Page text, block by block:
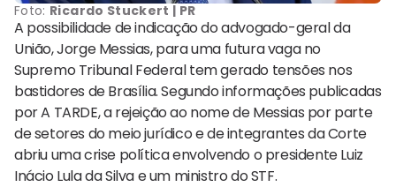
Foto: Ricardo Stuckert | PR
A possibilidade de indicação do advogado-geral da
União,Jorge Messias, para uma futura vaga no
Supremo Tribunal Federaltem gerado tensões nos
bastidores de Brasília. Segundo informações publicadas
por A TARDE, a rejeição ao nome de Messias por parte
de setores do meio jurídico e de integrantes da Corte
abriu uma crise política envolvendo o presidenteLuiz
Inácio Lula da Silvae um ministro do STF.